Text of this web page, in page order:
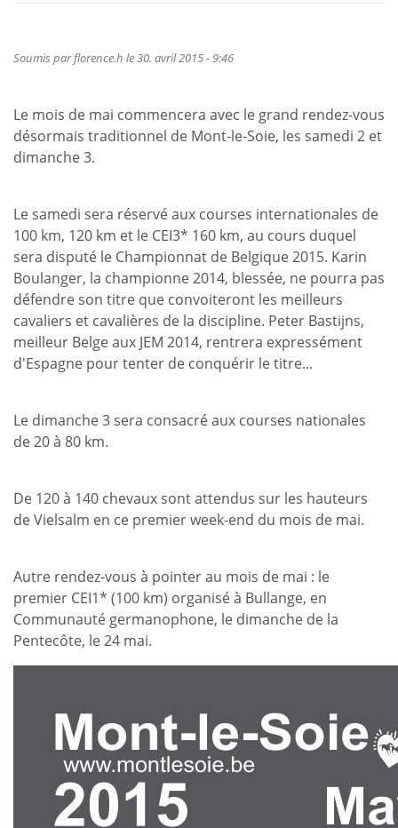
Soumis parflorence.h le 30. avril 2015 - 9:46
Le mois de mai commencera avec le grand rendez-vous
désormais traditionnel de Mont-le-Soie, les samedi 2 et
dimanche 3.
Le samedi sera réservé aux courses internationales de
100 km, 120 km et le CEI3* 160 km, au cours duquel
sera disputé le Championnat de Belgique 2015. Karin
Boulanger, la championne 2014, blessée, ne pourra pas
défendre son titre que convoiteront les meilleurs
cavaliers et cavalières de la discipline. Peter Bastijns,
meilleur Belge aux JEM 2014, rentrera expressément
d'Espagne pour tenter de conquérir le titre...
Le dimanche 3 sera consacré aux courses nationales
de 20 à 80 km.
De 120 à 140 chevaux sont attendus sur les hauteurs
de Vielsalm en ce premier week-end du mois de mai.
Autre rendez-vous à pointer au mois de mai : le
premier CEI1* (100 km) organisé à Bullange, en
Communauté germanophone, le dimanche de la
Pentecôte, le 24 mai.